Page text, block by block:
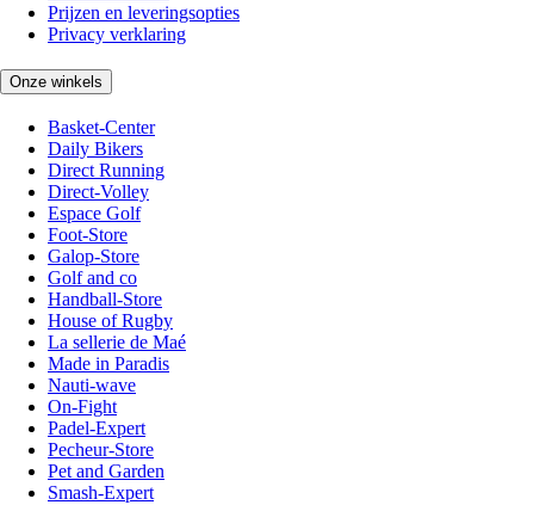
Prijzen en leveringsopties
Privacy verklaring
Onze winkels
Basket-Center
Daily Bikers
Direct Running
Direct-Volley
Espace Golf
Foot-Store
Galop-Store
Golf and co
Handball-Store
House of Rugby
La sellerie de Maé
Made in Paradis
Nauti-wave
On-Fight
Padel-Expert
Pecheur-Store
Pet and Garden
Smash-Expert